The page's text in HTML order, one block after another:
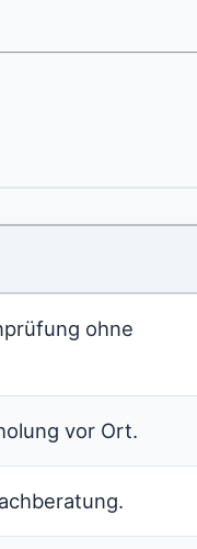
ohne
vor Ort.